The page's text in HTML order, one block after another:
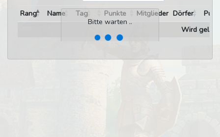
Bitte warten ..
Rang Name Tag Punkte Mitglieder Dörfer
Wird